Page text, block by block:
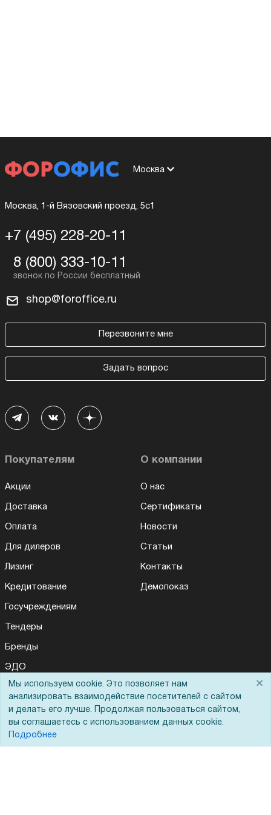
Москва
Москва, 1-й Вязовский проезд, 5с1
+7 (495) 228-20-11
8 (800) 333-10-11
shop@foroffice.ru
Перезвоните мне
Задать вопрос
Покупателям
Акции
Доставка
Оплата
Для дилеров
Лизинг
Кредитование
Госучреждениям
Тендеры
Бренды
ЭДО
О компании
О нас
Сертификаты
Новости
Статьи
Контакты
Демопоказ
Помощь
Вопрос-ответ
Мы используем cookie. Это позволяет нам
анализировать взаимодействие посетителей с сайтом
и делать его лучше. Продолжая пользоваться сайтом,
вы соглашаетесь с использованием данных cookie.
Подробнее
×